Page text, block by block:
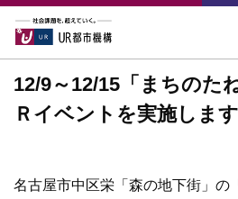
12/9～12/15「まちのた
Ｒイベントを実施します
名古屋市中区栄「森の地下街」の